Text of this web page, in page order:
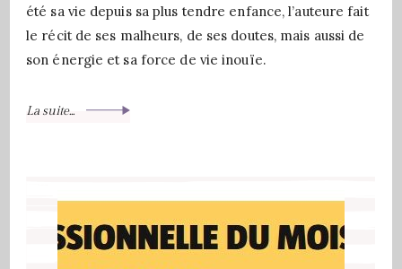
été sa vie depuis sa plus tendre enfance, l’auteure fait
le récit de ses malheurs, de ses doutes, mais aussi de
son énergie et sa force de vie inouïe.
La suite...